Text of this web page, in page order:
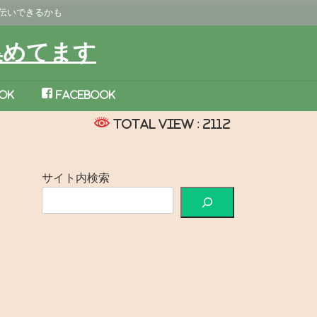
いできるかも
てます
Facebook
Total View : 2112
サイト内検索